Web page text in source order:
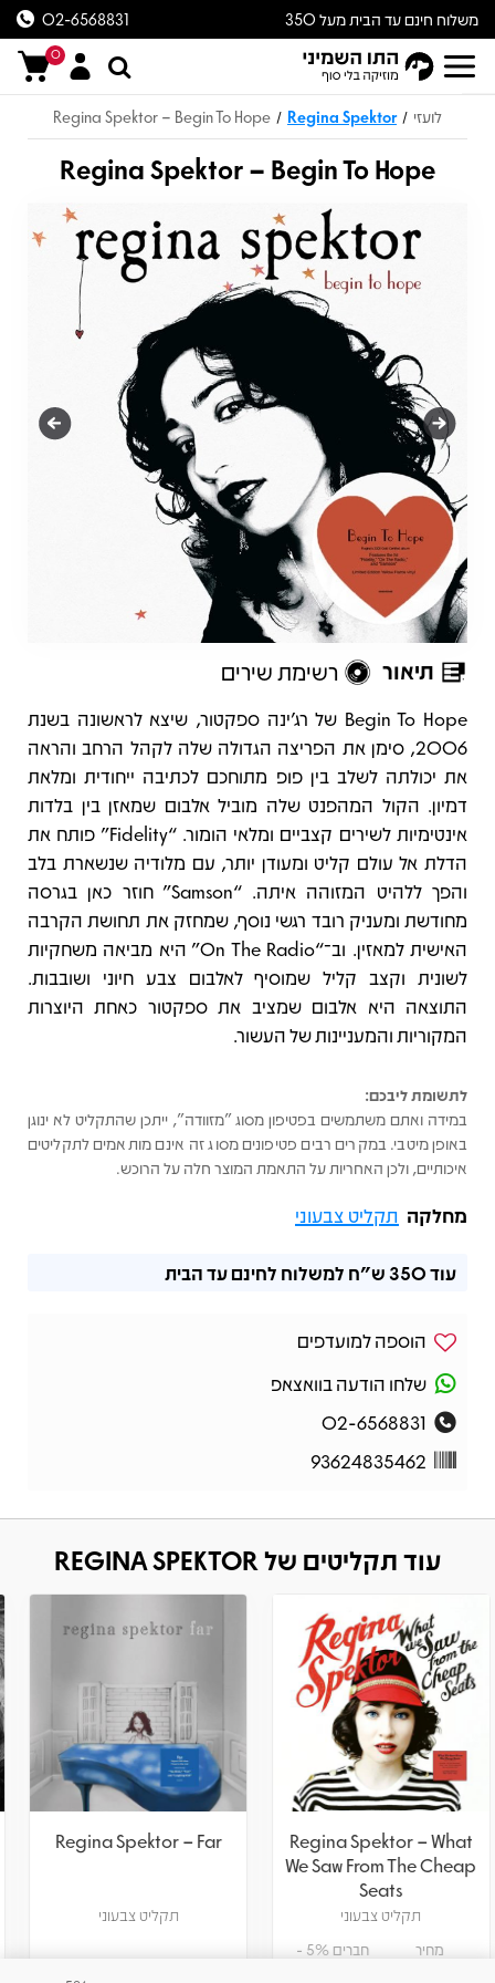
משלוח חינם עד הבית מעל 350
ש״ח
02-6568831
0
לועזי /
Regina Spektor
/
Regina Spektor – Begin To Hope
Regina Spektor – Begin To Hope
תיאור רשימת שירים
תיאור
Begin To Hope של רג’ינה ספקטור, שיצא לראשונה בשנת
2006, סימן את הפריצה הגדולה שלה לקהל הרחב והראה
את יכולתה לשלב בין פופ מתוחכם לכתיבה ייחודית ומלאת
דמיון. הקול המהפנט שלה מוביל אלבום שמאזן בין בלדות
אינטימיות לשירים קצביים ומלאי הומור. “Fidelity” פותח את
הדלת אל עולם קליט ומעודן יותר, עם מלודיה שנשארת בלב
והפך ללהיט המזוהה איתה. “Samson” חוזר כאן בגרסה
מחודשת ומעניק רובד רגשי נוסף, שמחזק את תחושת הקרבה
האישית למאזין. וב־“On The Radio” היא מביאה משחקיות
לשונית וקצב קליל שמוסיף לאלבום צבע חיוני ושובבות.
התוצאה היא אלבום שמציב את ספקטור כאחת היוצרות
המקוריות והמעניינות של העשור.
לתשומת ליבכם:
במידה ואתם משתמשים בפטיפון מסוג "מזוודה", ייתכן שהתקליט לא ינוגן
באופן מיטבי. במקרים רבים פטיפונים מסוג זה אינם מותאמים לתקליטים
איכותיים, ולכן האחריות על התאמת המוצר חלה על הרוכש.
מחלקה תקליט צבעוני
עוד350 ש"ח למשלוח לחינם עד הבית
הוספה למועדפים
שלחו הודעה בוואצאפ
02-6568831
93624835462
עוד תקליטים של REGINA SPEKTOR
Regina Spektor – Far
תקליט צבעוני
Regina Spektor – Songs
תקליט